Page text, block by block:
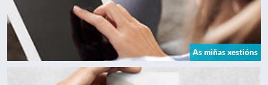
As miñas xestións